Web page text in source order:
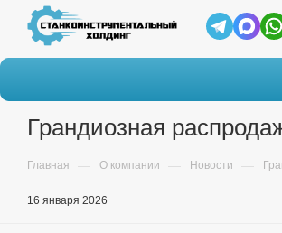
Грандиозная
Главная — О компании — Новости —
16 января 2026